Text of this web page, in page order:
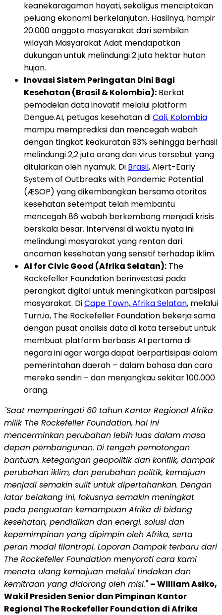
keanekaragaman hayati, sekaligus menciptakan
peluang ekonomi berkelanjutan. Hasilnya, hampir
20.000 anggota masyarakat dari sembilan
wilayah Masyarakat Adat mendapatkan
dukungan untuk melindungi 2 juta hektar hutan
hujan.
Inovasi Sistem Peringatan Dini Bagi
Kesehatan (Brasil & Kolombia): Berkat
pemodelan data inovatif melalui platform
Dengue.AI, petugas kesehatan diCali, Kolombia
mampu memprediksi dan mencegah wabah
dengan tingkat keakuratan 93% sehingga berhasil
melindungi 2,2 juta orang dari virus tersebut yang
ditularkan oleh nyamuk. Di Brasil, Alert-Early
System of Outbreaks with Pandemic Potential
(ÆSOP) yang dikembangkan bersama otoritas
kesehatan setempat telah membantu
mencegah 86 wabah berkembang menjadi krisis
berskala besar. Intervensi di waktu nyata ini
melindungi masyarakat yang rentan dari
ancaman kesehatan yang sensitif terhadap iklim.
AI for Civic Good (Afrika Selatan): The
Rockefeller Foundation berinvestasi pada
perangkat digital untuk meningkatkan partisipasi
masyarakat. DiCape Town, Afrika Selatan, melalui
Turn.io, The Rockefeller Foundation bekerja sama
dengan pusat analisis data di kota tersebut untuk
membuat platform berbasis AI pertama di
negara ini agar warga dapat berpartisipasi dalam
pemerintahan daerah – dalam bahasa dan cara
mereka sendiri – dan menjangkau sekitar 100.000
orang.
"Saat memperingati 60 tahun Kantor Regional Afrika
milik The Rockefeller Foundation, hal ini
mencerminkan perubahan lebih luas dalam masa
depan pembangunan. Di tengah pemotongan
bantuan, ketegangan geopolitik dan konflik, dampak
perubahan iklim, dan perubahan politik, kemajuan
menjadi semakin sulit untuk dipertahankan. Dengan
latar belakang ini, fokusnya semakin meningkat
pada penguatan kemampuan Afrika di bidang
kesehatan, pendidikan dan energi, solusi dan
kepemimpinan yang dipimpin oleh Afrika, serta
peran modal filantropi. Laporan Dampak terbaru dari
The Rockefeller Foundation menyoroti cara kami
menata ulang kemajuan melalui tindakan dan
kemitraan yang didorong oleh misi." – William Asiko,
Wakil Presiden Senior dan Pimpinan Kantor
Regional The Rockefeller Foundation di Afrika